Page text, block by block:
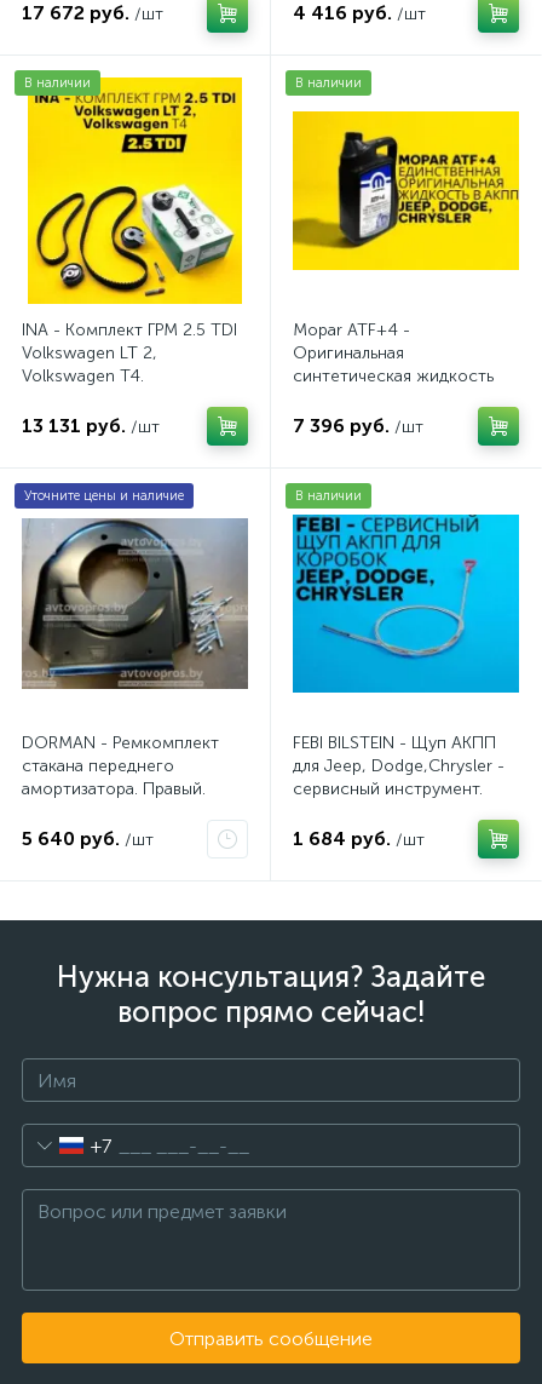
17 672 руб. /шт 4 416 руб. /шт
В наличии
INA - Комплект ГРМ 2.5 TDI
Volkswagen LT 2,
Volkswagen Т4.
13 131 руб. /шт
В наличии
Mopar ATF+4 -
Оригинальная
синтетическая жидкость
7 396 руб. /шт
Уточните цены и наличие
DORMAN - Ремкомплект
стакана переднего
амортизатора. Правый.
5 640 руб. /шт
В наличии
FEBI BILSTEIN - Щуп АКПП
для Jeep, Dodge,Chrysler -
сервисный инструмент.
1 684 руб. /шт
Нужна консультация? Задайте
вопрос прямо сейчас!
+7
Отправить сообщение